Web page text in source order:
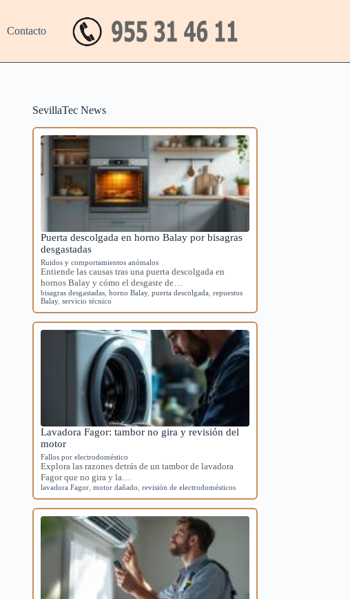
Contacto
SevillaTec News
Puerta descolgada en horno Balay por bisagras
desgastadas
Ruidos y comportamientos anómalos
Entiende las causas tras una puerta descolgada en
hornos Balay y cómo el desgaste de…
bisagras desgastadas ,horno Balay,puerta descolgada ,repuestos
Balay,servicio técnico
Lavadora Fagor: tambor no gira y revisión del
motor
Fallos por electrodoméstico
Explora las razones detrás de un tambor de lavadora
Fagor que no gira y la…
lavadora Fagor ,motor dañado ,revisión de electrodomésticos